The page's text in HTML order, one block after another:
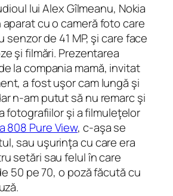
lui Alex Gîlmeanu, Nokia
cu o cameră foto care
senzor de 41 MP, şi care face
şi filmări. Prezentarea
la compania mamă, invitat
a fost uşor cam lungă şi
n-am putut să nu remarc şi
fotografiilor şi a filmuleţelor
808 Pure View, c-aşa se
sau uşurinţa cu care era
setări sau felul în care
50 pe 70, o poză făcută cu